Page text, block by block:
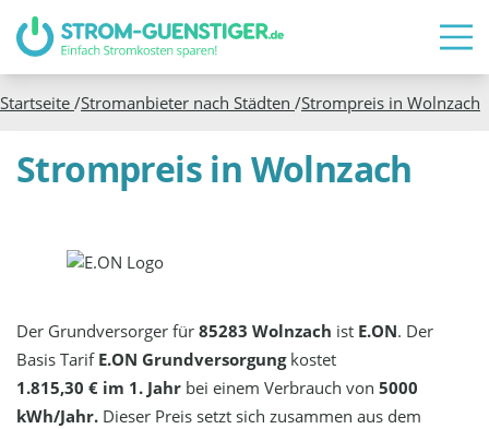
Startseite /Stromanbieter nach Städten /Strompreis in Wolnzach
Strompreis in Wolnzach
Der Grundversorger für85283 Wolnzach ist E.ON. Der
Basis Tarif E.ON Grundversorgungkostet
1.815,30 € im 1. Jahr bei einem Verbrauch von5000
kWh/Jahr. Dieser Preis setzt sich zusammen aus dem